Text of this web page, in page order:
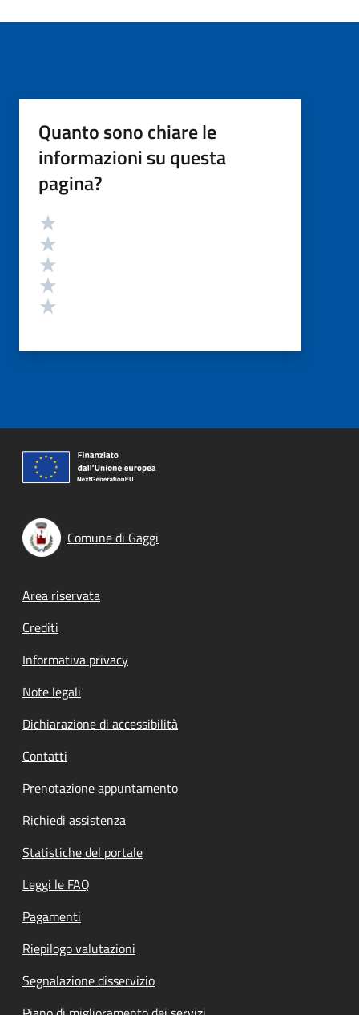
Quanto sono chiare le
informazioni su questa
pagina?
Valutazione
Comune di Gaggi
Footer menu
Area riservata
Crediti
Informativa privacy
Note legali
Dichiarazione di accessibilità
Contatti
Prenotazione appuntamento
Richiedi assistenza
Statistiche del portale
Leggi le FAQ
Pagamenti
Riepilogo valutazioni
Segnalazione disservizio